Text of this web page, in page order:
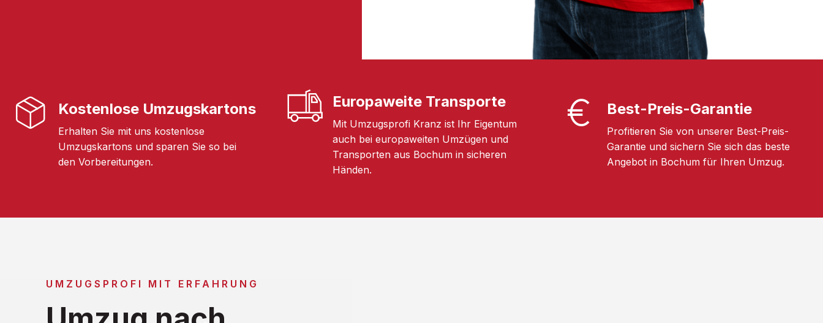
Kostenlose Umzugskartons
Erhalten Sie mit uns kostenlose
Umzugskartons und sparen Sie so bei
den Vorbereitungen.
Europaweite Transporte
Mit Umzugsprofi Kranz ist Ihr Eigentum
auch bei europaweiten Umzügen und
Transporten aus Bochum in sicheren
Händen.
Best-Preis-Garantie
Profitieren Sie von unserer Best-Preis-
Garantie und sichern Sie sich das beste
Angebot in Bochum für Ihren Umzug.
UMZUGSPROFI MIT ERFAHRUNG